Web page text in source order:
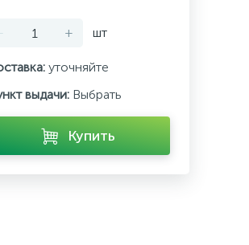
- + шт
уточняйте
выдачи: Выбрать
Купить